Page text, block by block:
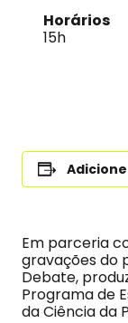
Horários
15h
Em parceria
gravações do
Debate,
Programa de
da Ciência da